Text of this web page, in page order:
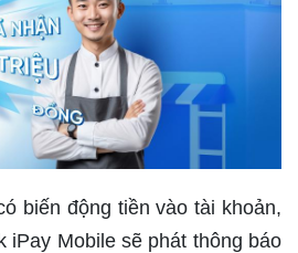
biến động tiền vào tài khoản,
iPay Mobile sẽ phát thông báo